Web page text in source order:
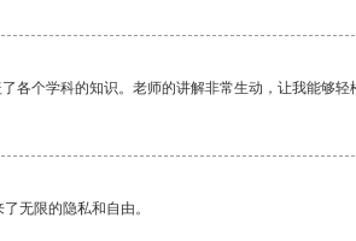
各个学科的知识。老师的讲解非常生动，让我能够轻
无限的隐私和自由。